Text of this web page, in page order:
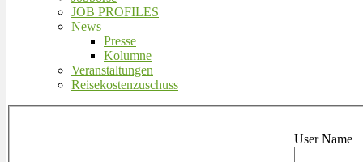
JOB PROFILES
News
Presse
Kolumne
Veranstaltungen
Reisekostenzuschuss
User Name